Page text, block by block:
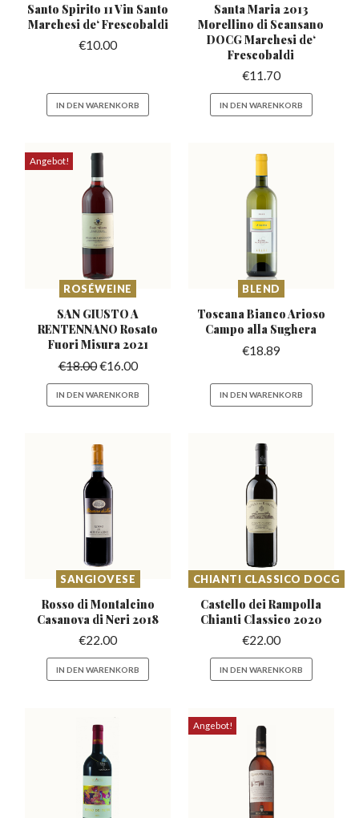
Santo Spirito 11 Vin Santo
Marchesi de‘ Frescobaldi
€10.00
IN DEN WARENKORB
Santa Maria 2013
Morellino di Scansano
DOCG Marchesi de‘
Frescobaldi
€11.70
IN DEN WARENKORB
Angebot!
ROSÉWEINE
SAN GIUSTO A
RENTENNANO Rosato
Fuori Misura 2021
€18.00€16.00
IN DEN WARENKORB
BLEND
Toscana Bianco Arioso
Campo alla Sughera
€18.89
IN DEN WARENKORB
SANGIOVESE
Rosso di Montalcino
Casanova di Neri 2018
€22.00
IN DEN WARENKORB
CHIANTI CLASSICO DOCG
Castello dei Rampolla
Chianti Classico 2020
€22.00
IN DEN WARENKORB
Angebot!